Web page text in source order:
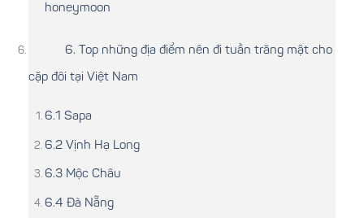
honeymoon
6. Top những địa điểm nên đi tuần trăng mật cho
cặp đôi tại Việt Nam
6.1 Sapa
6.2 Vịnh Hạ Long
6.3 Mộc Châu
6.4 Đà Nẵng